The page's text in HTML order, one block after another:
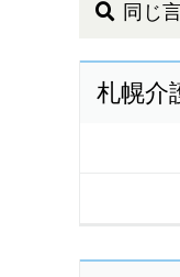
同じ
札幌介